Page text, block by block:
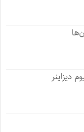
دیزاینر